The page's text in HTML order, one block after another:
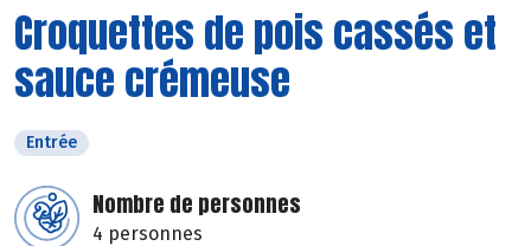
Croquettes de pois cassés et
sauce crémeuse
Entrée
Nombre de personnes
4 personnes